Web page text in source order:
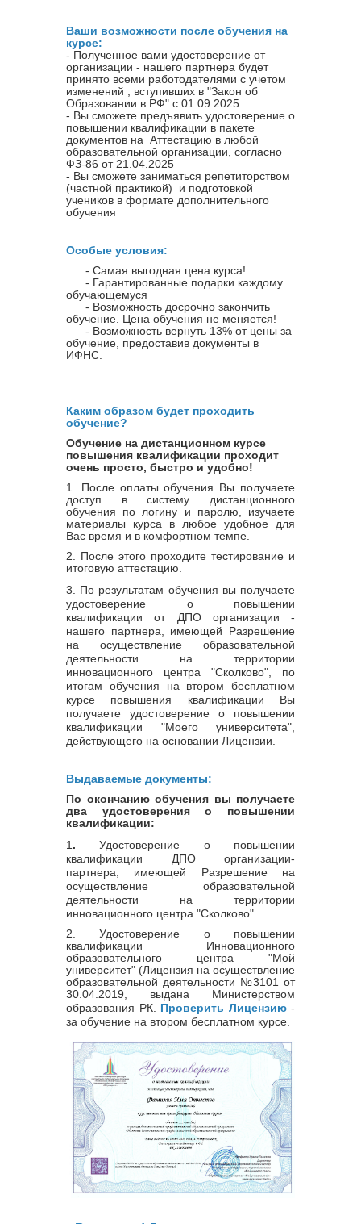
Ваши возможности после обучения на
курсе:
- Полученное вами удостоверение от
организации - нашего партнера будет
принято всеми работодателями с учетом
изменений , вступивших в "Закон об
Образовании в РФ" с 01.09.2025
- Вы сможете предъявить удостоверение о
повышении квалификации в пакете
документов на Аттестацию в любой
образовательной организации, согласно
ФЗ-86 от 21.04.2025
- Вы сможете заниматься репетиторством
(частной практикой) и подготовкой
учеников в формате дополнительного
обучения
Особые условия:
- Самая выгодная цена курса!
- Гарантированные подарки каждому
обучающемуся
- Возможность досрочно закончить
обучение. Цена обучения не меняется!
- Возможность вернуть 13% от цены за
обучение, предоставив документы в
ИФНС.
Каким образом будет проходить
обучение?
Обучение на дистанционном курсе
повышения квалификации проходит
очень просто, быстро и удобно!
1. После оплаты обучения Вы получаете
доступ в систему дистанционного
обучения по логину и паролю, изучаете
материалы курса в любое удобное для
Вас время и в комфортном темпе.
2. После этого проходите тестирование и
итоговую аттестацию.
3. По результатам обучения вы получаете
удостоверение о повышении
квалификации от ДПО организации -
нашего партнера, имеющей Разрешение
на осуществление образовательной
деятельности на территории
инновационного центра "Сколково", по
итогам обучения на втором бесплатном
курсе повышения квалификации Вы
получаете удостоверение о повышении
квалификации "Моего университета",
действующего на основании Лицензии
Выдаваемые документы:
По окончанию обучения вы получаете
два удостоверения о повышении
квалификации:
1 .Удостоверение о повышении
квалификации ДПО организации-
партнера, имеющей Разрешение на
осуществление образовательной
деятельности на территории
инновационного центра "Сколково".
2. Удостоверение о повышении
квалификации Инновационного
образовательного центра "Мой
университет" (Лицензия на осуществление
образовательной деятельности №3101 от
30.04.2019, выдана Министерством
образования РК. Проверить Лицензию -
за обучение на втором бесплатном курсе.